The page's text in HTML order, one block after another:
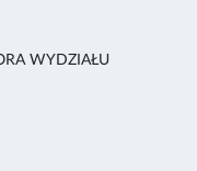
WYDZIAŁU